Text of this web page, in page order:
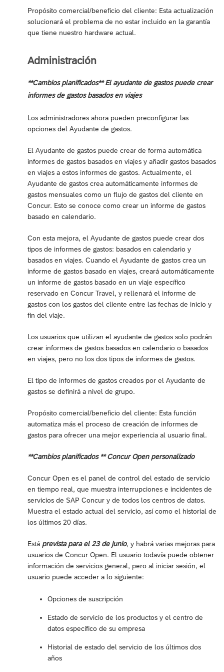
Propósito comercial/beneficio del cliente: Esta actualización
solucionará el problema de no estar incluido en la garantía
que tiene nuestro hardware actual.
Administración
**Cambios planificados** El ayudante de gastos puede crear
informes de gastos basados en viajes
Los administradores ahora pueden preconfigurar las
opciones del Ayudante de gastos.
El Ayudante de gastos puede crear de forma automática
informes de gastos basados en viajes y añadir gastos basados
en viajes a estos informes de gastos. Actualmente, el
Ayudante de gastos crea automáticamente informes de
gastos mensuales como un flujo de gastos del cliente en
Concur. Esto se conoce como crear un informe de gastos
basado en calendario.
Con esta mejora, el Ayudante de gastos puede crear dos
tipos de informes de gastos: basados en calendario y
basados en viajes. Cuando el Ayudante de gastos crea un
informe de gastos basado en viajes, creará automáticamente
un informe de gastos basado en un viaje específico
reservado en Concur Travel, y rellenará el informe de
gastos con los gastos del cliente entre las fechas de inicio y
fin del viaje.
Los usuarios que utilizan el ayudante de gastos solo podrán
crear informes de gastos basados en calendario o basados
en viajes, pero no los dos tipos de informes de gastos.
El tipo de informes de gastos creados por el Ayudante de
gastos se definirá a nivel de grupo.
Propósito comercial/beneficio del cliente: Esta función
automatiza más el proceso de creación de informes de
gastos para ofrecer una mejor experiencia al usuario final.
**Cambios planificados ** Concur Open personalizado
Concur Open es el panel de control del estado de servicio
en tiempo real, que muestra interrupciones e incidentes de
servicios de SAP Concur y de todos los centros de datos.
Muestra el estado actual del servicio, así como el historial de
los últimos 20 días.
Está prevista para el 23 de junio, y habrá varias mejoras para
usuarios de Concur Open. El usuario todavía puede obtener
información de servicios general, pero al iniciar sesión, el
usuario puede acceder a lo siguiente:
Opciones de suscripción
Estado de servicio de los productos y el centro de
datos específico de su empresa
Historial de estado del servicio de los últimos dos
años